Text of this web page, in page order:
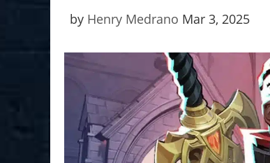
by Henry Medrano Mar 3, 2025